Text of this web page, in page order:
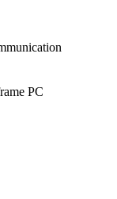
PC